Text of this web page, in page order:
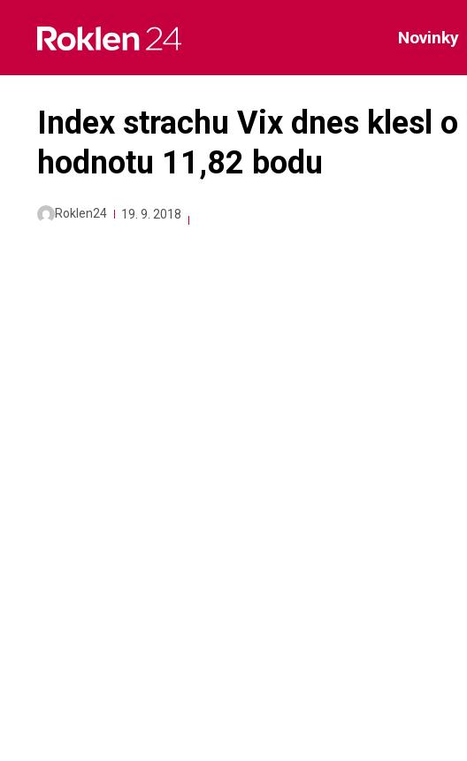
content
Novinky
Index strachu Vix dnes klesl o
hodnotu 11,82 bodu
Roklen24 19. 9. 2018